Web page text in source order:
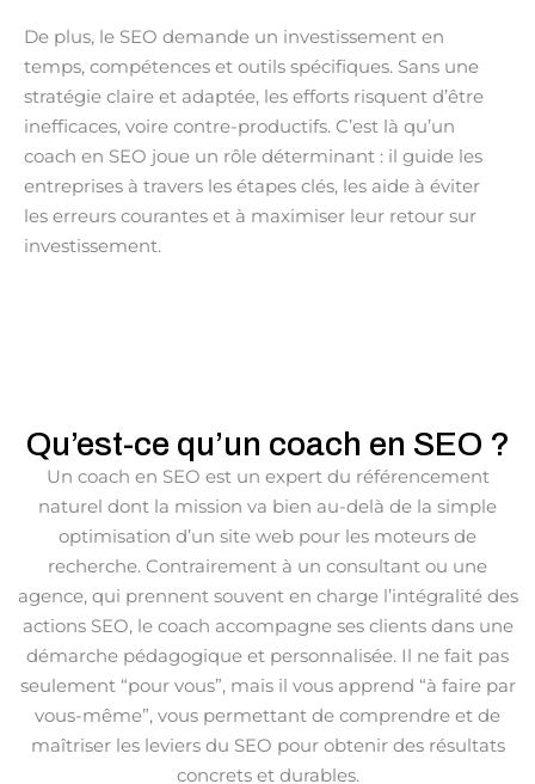
De plus, le SEO demande un investissement en
temps, compétences et outils spécifiques. Sans une
stratégie claire et adaptée, les efforts risquent d’être
inefficaces, voire contre-productifs. C’est là qu’un
coach en SEO joue un rôle déterminant : il guide les
entreprises à travers les étapes clés, les aide à éviter
les erreurs courantes et à maximiser leur retour sur
investissement.
Qu’est-ce qu’un coach en SEO ?
Un coach en SEO est un expert du référencement
naturel dont la mission va bien au-delà de la simple
optimisation d’un site web pour les moteurs de
recherche. Contrairement à un consultant ou une
agence, qui prennent souvent en charge l’intégralité des
actions SEO, le coach accompagne ses clients dans une
démarche pédagogique et personnalisée. Il ne fait pas
seulement “pour vous”, mais il vous apprend “à faire par
vous-même”, vous permettant de comprendre et de
maîtriser les leviers du SEO pour obtenir des résultats
concrets et durables.